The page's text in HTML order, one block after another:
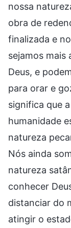
nossa
obra de
finalizada e
sejamos mais
Deus, e
para orar e
significa que
humanidade
natureza
Nós ainda
natureza
conhecer
distanciar do
atingir o